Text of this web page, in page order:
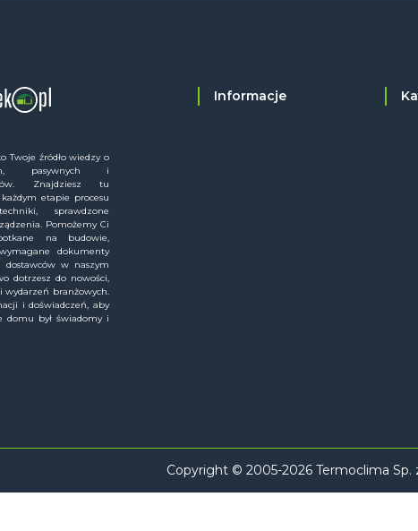
Twoje źródło wiedzy o
pasywnych i
Znajdziesz tu
etapie procesu
sprawdzone
Pomożemy Ci
na budowie,
dokumenty
dostawców w naszym
dotrzesz do nowości,
wydarzeń branżowych.
i doświadczeń, aby
domu był świadomy i
Informacje
Copyright © 2005-2026 Termoclima Sp.